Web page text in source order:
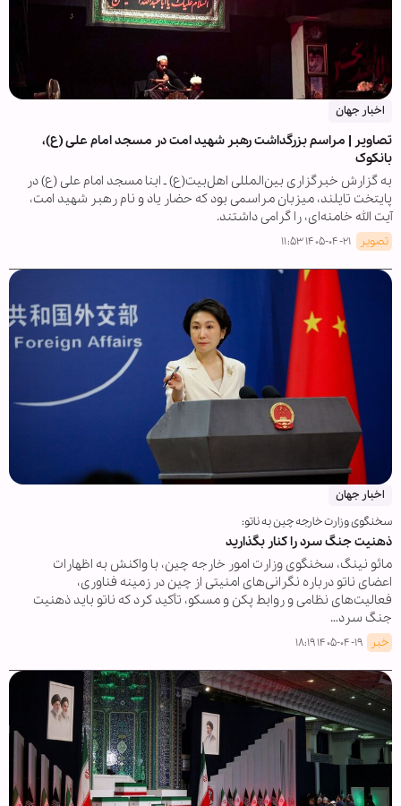
اخبار جهان
تصاویر | مراسم بزرگداشت رهبر شهید امت در مسجد امام علی (ع)،
بانکوک
به گزارش خبرگزاری بین‌المللی اهل‌بیت(ع) ـ ابنا مسجد امام علی (ع) در
پایتخت تایلند، میزبان مراسمی بود که حضار یاد و نام رهبر شهید امت،
آیت الله خامنه‌ای، را گرامی داشتند.
تصویر ۱۴۰۵-۰۴-۲۱ ۱۱:۵۳
اخبار جهان
سخنگوی وزارت خارجه چین به ناتو:
ذهنیت جنگ سرد را کنار بگذارید
مائو نینگ، سخنگوی وزارت امور خارجه چین، با واکنش به اظهارات
اعضای ناتو درباره نگرانی‌های امنیتی از چین در زمینه فناوری،
فعالیت‌های نظامی و روابط پکن و مسکو، تأکید کرد که ناتو باید ذهنیت
جنگ سرد…
خبر ۱۴۰۵-۰۴-۱۹ ۱۸:۱۹